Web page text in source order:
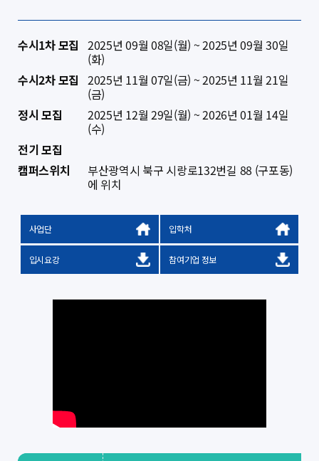
수시1차 모집 2025년 09월 08일(월) ~ 2025년 09월 30일
(화)
수시2차 모집 2025년 11월 07일(금) ~ 2025년 11월 21일
(금)
정시 모집
2025년 12월 29일(월) ~ 2026년 01월 14일
(수)
전기 모집
캠퍼스위치
부산광역시 북구 시랑로132번길 88 (구포동)
에 위치
사업단 입학처
입시요강 참여기업 정보